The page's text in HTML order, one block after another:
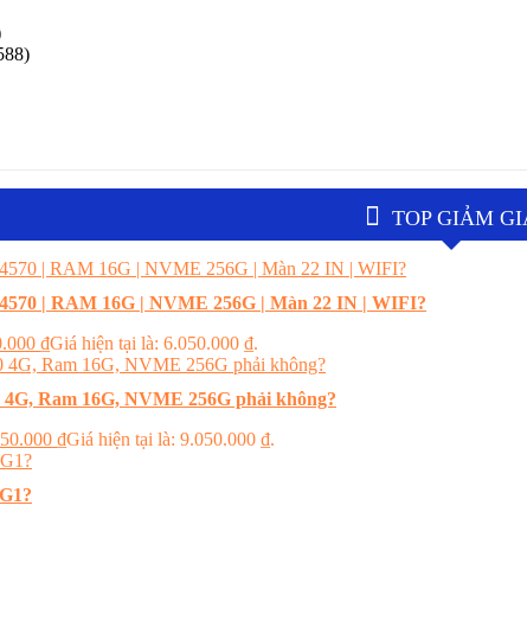
TOP GIẢM
| RAM 16G | NVME 256G | Màn 22 IN | WIFI?
₫Giá hiện tại là: 6.050.000 ₫.
Ram 16G, NVME 256G phải không?
₫Giá hiện tại là: 9.050.000 ₫.